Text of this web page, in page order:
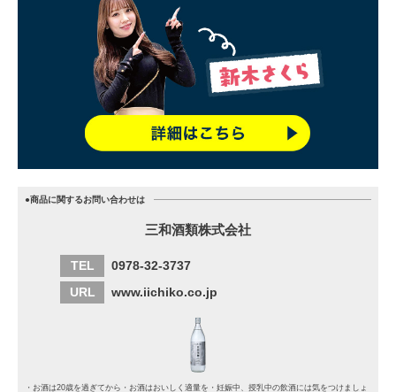
●商品に関するお問い合わせは
三和酒類株式会社
TEL
0978-32-3737
URL
www.iichiko.co.jp
・お酒は20歳を過ぎてから・お酒はおいしく適量を・妊娠中、授乳中の飲酒には気をつけましょ